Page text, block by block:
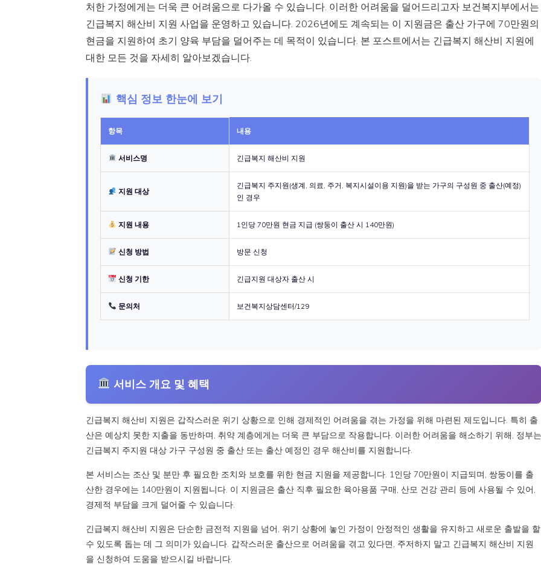
처한 가정에게는 더욱 큰 어려움으로 다가올 수 있습니다. 이러한 어려움을 덜어드리고자 보건복지부에서는
긴급복지 해산비 지원 사업을 운영하고 있습니다. 2026년에도 계속되는 이 지원금은 출산 가구에 70만원의
현금을 지원하여 초기 양육 부담을 덜어주는 데 목적이 있습니다. 본 포스트에서는 긴급복지 해산비 지원에
대한 모든 것을 자세히 알아보겠습니다.
핵심 정보 한눈에 보기
항목 내용
서비스명 긴급복지 해산비 지원
지원 대상
긴급복지 주지원(생계, 의료, 주거, 복지시설이용 지원)을 받는 가구의 구성원 중 출산(예정)
인 경우
지원 내용 1인당 70만원 현금 지급 (쌍둥이 출산 시 140만원)
신청 방법 방문 신청
신청 기한 긴급지원 대상자 출산 시
문의처 보건복지상담센터/129
서비스 개요 및 혜택
긴급복지 해산비 지원은 갑작스러운 위기 상황으로 인해 경제적인 어려움을 겪는 가정을 위해 마련된 제도입니다. 특히 출
산은 예상치 못한 지출을 동반하며, 취약 계층에게는 더욱 큰 부담으로 작용합니다. 이러한 어려움을 해소하기 위해, 정부는
긴급복지 주지원 대상 가구 구성원 중 출산 또는 출산 예정인 경우 해산비를 지원합니다.
본 서비스는 조산 및 분만 후 필요한 조치와 보호를 위한 현금 지원을 제공합니다. 1인당 70만원이 지급되며, 쌍둥이를 출
산한 경우에는 140만원이 지원됩니다. 이 지원금은 출산 직후 필요한 육아용품 구매, 산모 건강 관리 등에 사용될 수 있어,
경제적 부담을 크게 덜어줄 수 있습니다.
긴급복지 해산비 지원은 단순한 금전적 지원을 넘어, 위기 상황에 놓인 가정이 안정적인 생활을 유지하고 새로운 출발을 할
수 있도록 돕는 데 그 의미가 있습니다. 갑작스러운 출산으로 어려움을 겪고 있다면, 주저하지 말고 긴급복지 해산비 지원
을 신청하여 도움을 받으시길 바랍니다.